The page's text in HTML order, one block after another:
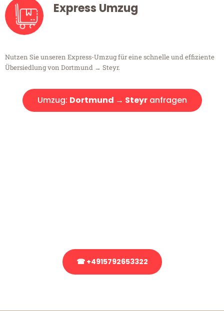
Express Umzug
Nutzen Sie unseren Express-Umzug für eine schnelle und effiziente
Übersiedlung von Dortmund → Steyr.
Umzug: Dortmund → Steyranfragen
☎ +4915792653322